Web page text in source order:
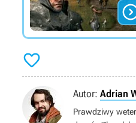

Autor: Adrian
Prawdziwy